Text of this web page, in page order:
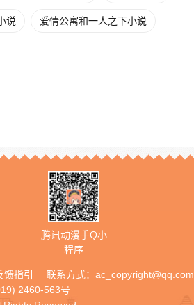
说 爱情公寓和一人之下小说
腾讯动漫手Q小
程序
指引 联系方式： ac_copyright@qq.com
2460-563号